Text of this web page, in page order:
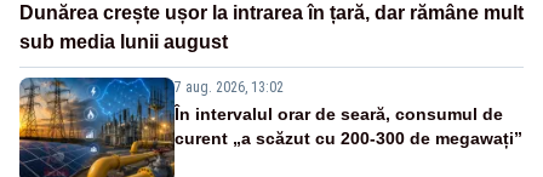
Dunărea crește ușor la intrarea în țară, dar rămâne mult
sub media lunii august
7 aug. 2026, 13:02
În intervalul orar de seară, consumul de
curent „a scăzut cu 200-300 de megawați”